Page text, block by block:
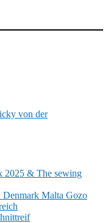
von der
2025 & The sewing
Malta Gozo